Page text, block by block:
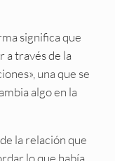
significa que
través de la
una que se
algo en la
la relación que
lo que había